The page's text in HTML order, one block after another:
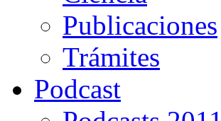
Publicaciones
Trámites
Podcast